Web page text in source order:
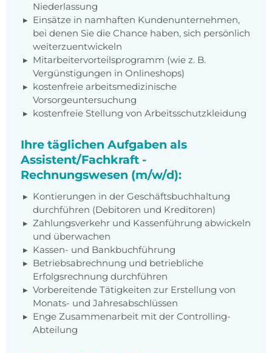
Niederlassung
Einsätze in namhaften Kundenunternehmen,
bei denen Sie die Chance haben, sich persönlich
weiterzuentwickeln
Mitarbeitervorteilsprogramm (wie z. B.
Vergünstigungen in Onlineshops)
kostenfreie arbeitsmedizinische
Vorsorgeuntersuchung
kostenfreie Stellung von Arbeitsschutzkleidung
Ihre täglichen Aufgaben als
Assistent/Fachkraft -
Rechnungswesen (m/w/d):
Kontierungen in der Geschäftsbuchhaltung
durchführen (Debitoren und Kreditoren)
Zahlungsverkehr und Kassenführung abwickeln
und überwachen
Kassen- und Bankbuchführung
Betriebsabrechnung und betriebliche
Erfolgsrechnung durchführen
Vorbereitende Tätigkeiten zur Erstellung von
Monats- und Jahresabschlüssen
Enge Zusammenarbeit mit der Controlling-
Abteilung